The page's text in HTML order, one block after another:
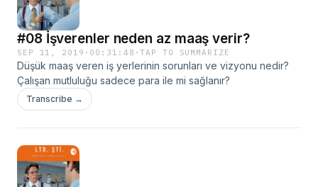
#08 İşverenler neden az maaş verir?
SEP 11, 2019 · 00:31:48 ·TAP TO SUMMARIZE
Düşük maaş veren iş yerlerinin sorunları ve vizyonu nedir?
Çalışan mutluluğu sadece para ile mi sağlanır?
Transcribe →